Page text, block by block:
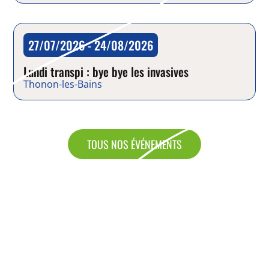
Chantier
27/07/2026 - 24/08/2026
Lundi transpi : bye bye les invasives
Thonon-les-Bains
TOUS NOS ÉVÉNEMENTS